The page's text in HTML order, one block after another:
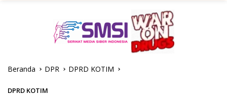
Beranda DPR DPRD KOTIM
DPRD KOTIM